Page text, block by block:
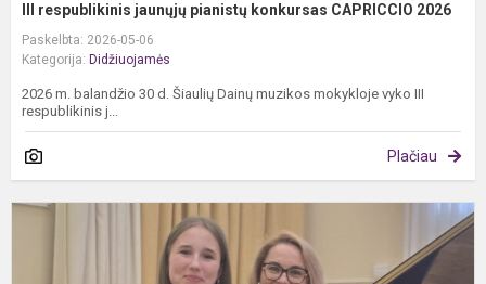
III respublikinis jaunųjų pianistų konkursas CAPRICCIO 2026
Paskelbta: 2026-05-06
Kategorija: Didžiuojamės
2026 m. balandžio 30 d. Šiaulių Dainų muzikos mokykloje vyko III
respublikinis j...
Plačiau